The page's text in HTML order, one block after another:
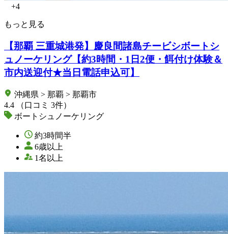
+4
もっと見る
【那覇 三重城港発】慶良間諸島チービシボートシ
ュノーケリング【約3時間・1日2便・餌付け体験＆
市内送迎付★当日電話申込可】
沖縄県 > 那覇 > 那覇市
4.4
（口コミ 3件）
ボートシュノーケリング
約3時間半
6歳以上
1名以上